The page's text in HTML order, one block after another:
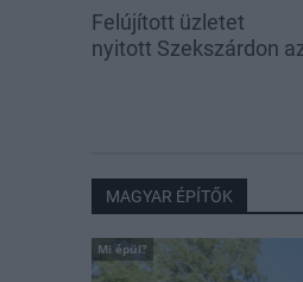
Felújított üzletet
nyitott Szekszárdon
MAGYAR ÉPÍTŐK
Mi épül?